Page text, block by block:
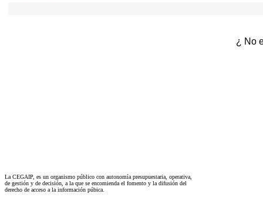
¿ No
La CEGAIP, es un organismo público con autonomía presupuestaria, operativa,
de gestión y de decisión, a la que se encomienda el fomento y la difusión del
derecho de acceso a la información púbica.